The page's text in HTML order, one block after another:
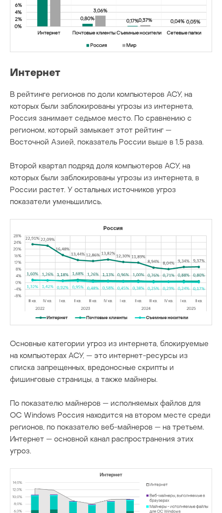
Интернет
В рейтинге регионов по доли компьютеров АСУ, на
которых были заблокированы угрозы из интернета,
Россия занимает седьмое место. По сравнению с
регионом, который замыкает этот рейтинг —
Восточной Азией, показатель России выше в 1,5 раза.
Второй квартал подряд доля компьютеров АСУ, на
которых были заблокированы угрозы из интернета, в
России растет. У остальных источников угроз
показатели уменьшились.
Основные категории угроз из интернета, блокируемые
на компьютерах АСУ, — это интернет-ресурсы из
списка запрещенных, вредоносные скрипты и
фишинговые страницы, а также майнеры.
По показателю майнеров — исполняемых файлов для
ОС Windows Россия находится на втором месте среди
регионов, по показателю веб-майнеров — на третьем.
Интернет — основной канал распространения этих
угроз.